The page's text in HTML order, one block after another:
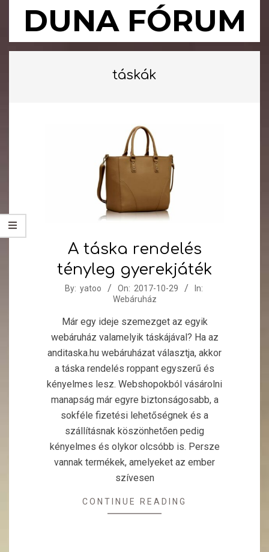
DUNA FÓRUM
Primary
táskák
A táska rendelés
tényleg gyerekjáték
2017-By: yatoo On: 2017-10-29
In:
Webáruház
Már egy ideje szemezget az egyik
webáruház valamelyik táskájával? Ha az
anditaska.hu webáruházat választja, akkor
a táska rendelés roppant egyszerű és
kényelmes lesz. Webshopokból vásárolni
manapság már egyre biztonságosabb, a
sokféle fizetési lehetőségnek és a
szállításnak köszönhetően pedig
kényelmes és olykor olcsóbb is. Persze
vannak termékek, amelyeket az ember
szívesen
CONTINUE READING